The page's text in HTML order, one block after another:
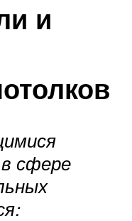
и
сфере